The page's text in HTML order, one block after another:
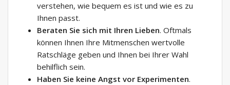
verstehen, wie bequem es ist und wie es zu
Ihnen passt.
Beraten Sie sich mit Ihren Lieben. Oftmals
können Ihnen Ihre Mitmenschen wertvolle
Ratschläge geben und Ihnen bei Ihrer Wahl
behilflich sein.
Haben Sie keine Angst vor Experimenten.